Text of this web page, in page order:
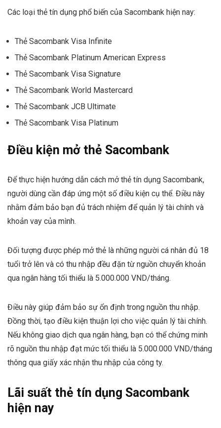
Các loại thẻ tín dụng phổ biến của Sacombank hiện nay:
Thẻ Sacombank Visa Infinite
Thẻ Sacombank Platinum American Express
Thẻ Sacombank Visa Signature
Thẻ Sacombank World Mastercard
Thẻ Sacombank JCB Ultimate
Thẻ Sacombank Visa Platinum
Điều kiện mở thẻ Sacombank
Để thực hiện hướng dẫn cách mở thẻ tín dụng Sacombank,
người dùng cần đáp ứng một số điều kiện cụ thể. Điều này
nhằm đảm bảo bạn đủ trách nhiệm để quản lý tài chính và
khoản vay của mình.
Đối tượng được phép mở thẻ là những người cá nhân đủ 18
tuổi trở lên và có thu nhập đều đặn từ nguồn chuyển khoản
qua ngân hàng tối thiểu là 5.000.000 VND/tháng.
Điều này giúp đảm bảo sự ổn định trong nguồn thu nhập.
Đồng thời, tạo điều kiện thuận lợi cho việc quản lý tài chính.
Nếu không giao dịch qua ngân hàng, bạn có thể chứng minh
rõ nguồn thu nhập đạt mức tối thiểu là 5.000.000 VND/tháng
thông qua giấy xác nhận thu nhập của công ty.
Lãi suất thẻ tín dụng Sacombank
hiện nay